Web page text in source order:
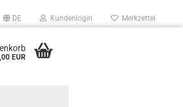
DE Kundenlogin Merkzettel
EUR